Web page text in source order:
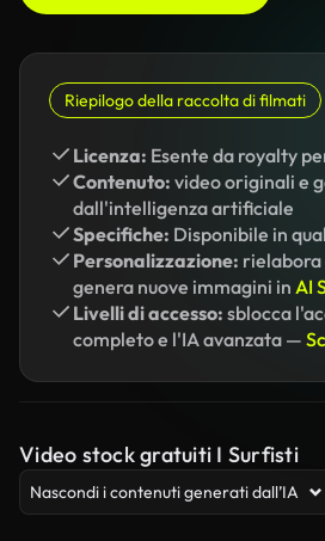
Riepilogo della raccolta di filmati
Licenza: Esente da royalty
Contenuto: video originali e
dall'intelligenza artificiale
Specifiche: Disponibile in
Personalizzazione: rielabora
genera nuove immagini in AI
Livelli di accesso: sblocca
completo e l'IA avanzata —
Video stock gratuiti I Surfisti
Nascondi i contenuti generati dall’IA